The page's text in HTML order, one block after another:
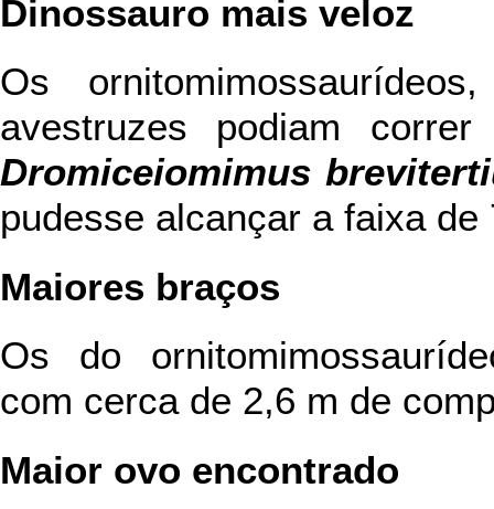
Dinossauro mais veloz
Os
avestruzes podiam
Dromiceiomimus
pudesse alcançar a faixa de
Maiores braços
Os do
com cerca de 2,6 m de
Maior ovo encontrado